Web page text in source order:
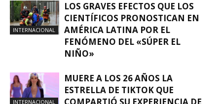
INTERNACIONAL
LOS GRAVES EFECTOS QUE LOS
CIENTÍFICOS PRONOSTICAN EN
AMÉRICA LATINA POR EL
FENÓMENO DEL «SÚPER EL
NIÑO»
INTERNACIONAL
MUERE A LOS 26 AÑOS LA
ESTRELLA DE TIKTOK QUE